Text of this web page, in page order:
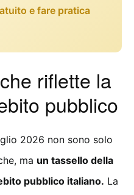
e fare pratica
riflette la
pubblico
2026 non sono solo
ma un tassello della
pubblico italiano. La